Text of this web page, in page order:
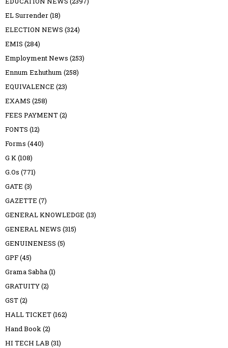
EL Surrender(18)
ELECTION NEWS (324)
EMIS (284)
Employment News (253)
Ennum Ezhuthum (258)
EQUIVALENCE (23)
EXAMS (258)
FEES PAYMENT(2)
FONTS (12)
Forms (440)
G K(108)
G.Os (771)
GATE (3)
GAZETTE (7)
GENERAL KNOWLEDGE (13)
GENERAL NEWS (315)
GENUINENESS (5)
GPF(45)
Grama Sabha(1)
GRATUITY(2)
GST(2)
HALL TICKET(162)
Hand Book(2)
HI TECH LAB (31)